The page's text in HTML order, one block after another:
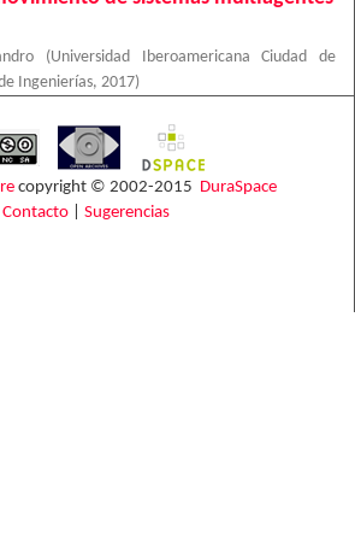
(Universidad Iberoamericana Ciudad de
Ingenierías, 2017)
copyright © 2002-2015 DuraSpace
Contacto| Sugerencias